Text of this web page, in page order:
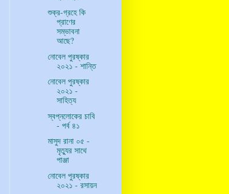
শুক্র-গ্রহে কি
প্রাণের
সম্ভাবনা
আছে?
নোবেল পুরষ্কার
২০২১ - শান্তি
নোবেল পুরষ্কার
২০২১ -
সাহিত্য
স্বপ্নলোকের চাবি
- পর্ব ৪১
মাসুদ রানা ০৫ -
মৃত্যুর সাথে
পাঞ্জা
নোবেল পুরষ্কার
২০২১ - রসায়ন